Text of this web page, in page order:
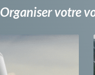
Organiser votre